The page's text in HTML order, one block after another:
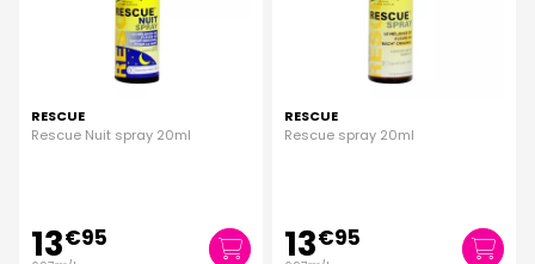
RESCUE
Rescue Nuit spray 20ml
13€95
RESCUE
Rescue spray 20ml
13€95